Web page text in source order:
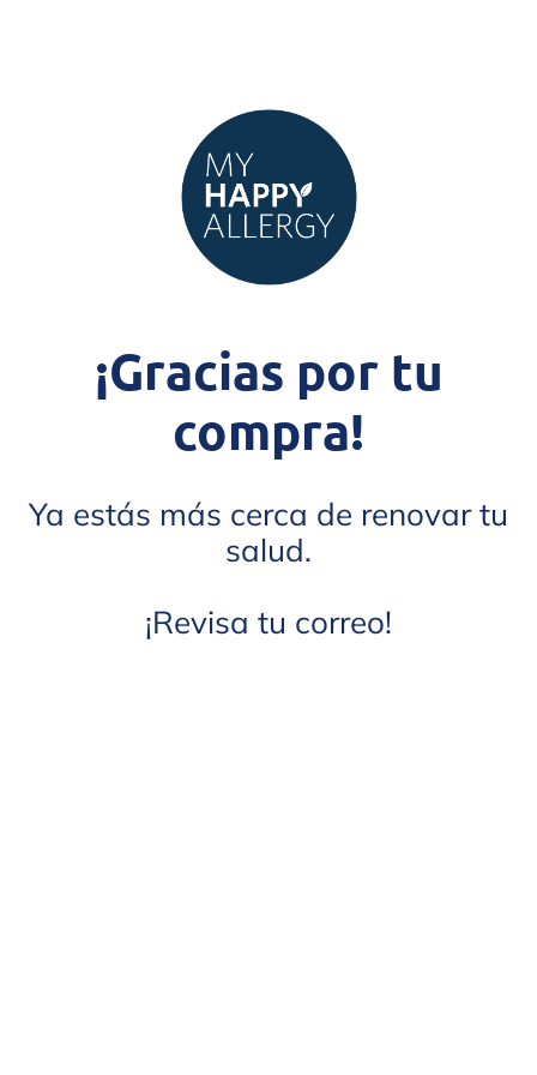
¡Gracias por tu
compra!
Ya estás más cerca de renovar tu
salud.
¡Revisa tu correo!